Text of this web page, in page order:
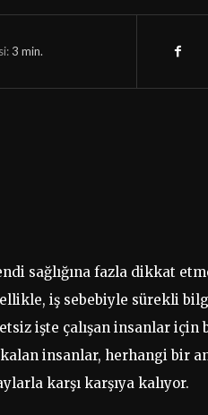
3 min.
sağlığına fazla dikkat
iş sebebiyle sürekli
işte çalışan insanlar için
insanlar, herhangi bir
karşı karşıya kalıyor.